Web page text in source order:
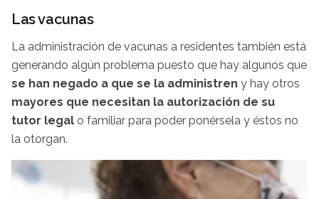
Las vacunas
La administración de vacunas a residentes también está
generando algún problema puesto que hay algunos que
se han negado a que se la administren y hay otros
mayores que necesitan la autorización de su
tutor legal o familiar para poder ponérsela y éstos no
la otorgan.